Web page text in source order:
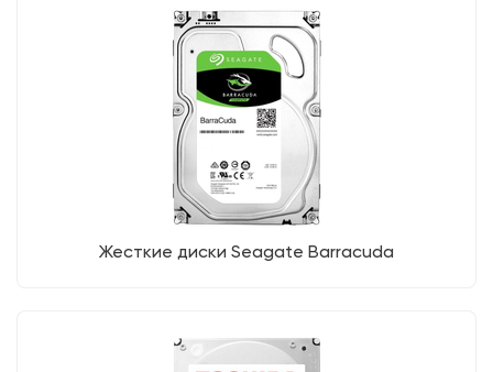
Жесткие диски Seagate Barracuda